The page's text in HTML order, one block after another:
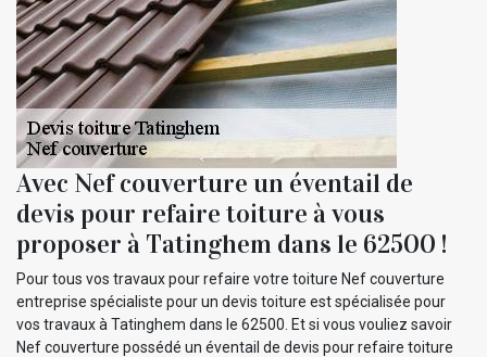
Avec Nef couverture un éventail de
devis pour refaire toiture à vous
proposer à Tatinghem dans le 62500 !
Pour tous vos travaux pour refaire votre toiture Nef couverture
entreprise spécialiste pour un devis toiture est spécialisée pour
vos travaux à Tatinghem dans le 62500. Et si vous vouliez savoir
Nef couverture possédé un éventail de devis pour refaire toiture